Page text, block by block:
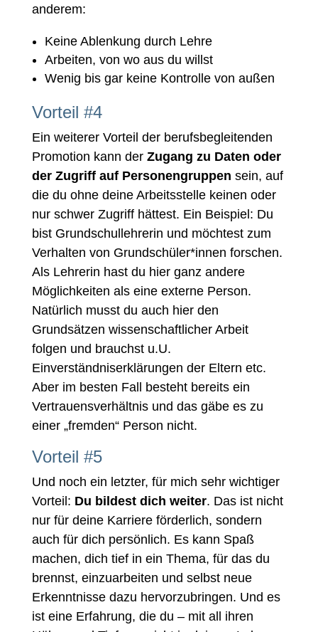
anderem:
Keine Ablenkung durch Lehre
Arbeiten, von wo aus du willst
Wenig bis gar keine Kontrolle von außen
Vorteil #4
Ein weiterer Vorteil der berufsbegleitenden
Promotion kann der Zugang zu Daten oder
der Zugriff auf Personengruppen sein, auf
die du ohne deine Arbeitsstelle keinen oder
nur schwer Zugriff hättest. Ein Beispiel: Du
bist Grundschullehrerin und möchtest zum
Verhalten von Grundschüler*innen forschen.
Als Lehrerin hast du hier ganz andere
Möglichkeiten als eine externe Person.
Natürlich musst du auch hier den
Grundsätzen wissenschaftlicher Arbeit
folgen und brauchst u.U.
Einverständniserklärungen der Eltern etc.
Aber im besten Fall besteht bereits ein
Vertrauensverhältnis und das gäbe es zu
einer „fremden“ Person nicht.
Vorteil #5
Und noch ein letzter, für mich sehr wichtiger
Vorteil: Du bildest dich weiter. Das ist nicht
nur für deine Karriere förderlich, sondern
auch für dich persönlich. Es kann Spaß
machen, dich tief in ein Thema, für das du
brennst, einzuarbeiten und selbst neue
Erkenntnisse dazu hervorzubringen. Und es
ist eine Erfahrung, die du – mit all ihren